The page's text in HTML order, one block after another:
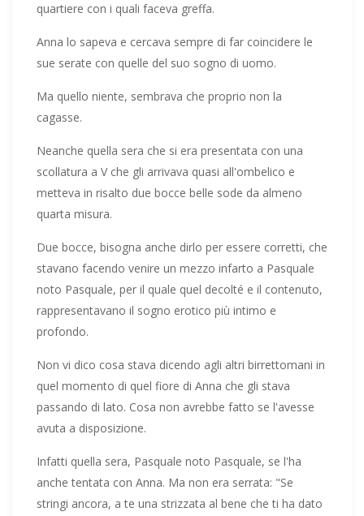
quartiere con i quali faceva greffa.
Anna lo sapeva e cercava sempre di far coincidere le
sue serate con quelle del suo sogno di uomo.
Ma quello niente, sembrava che proprio non la
cagasse.
Neanche quella sera che si era presentata con una
scollatura a V che gli arrivava quasi all'ombelico e
metteva in risalto due bocce belle sode da almeno
quarta misura.
Due bocce, bisogna anche dirlo per essere corretti, che
stavano facendo venire un mezzo infarto a Pasquale
noto Pasquale, per il quale quel decolté e il contenuto,
rappresentavano il sogno erotico più intimo e
profondo.
Non vi dico cosa stava dicendo agli altri birrettomani in
quel momento di quel fiore di Anna che gli stava
passando di lato. Cosa non avrebbe fatto se l'avesse
avuta a disposizione.
Infatti quella sera, Pasquale noto Pasquale, se l'ha
anche tentata con Anna. Ma non era serrata: "Se
stringi ancora, a te una strizzata al bene che ti ha dato